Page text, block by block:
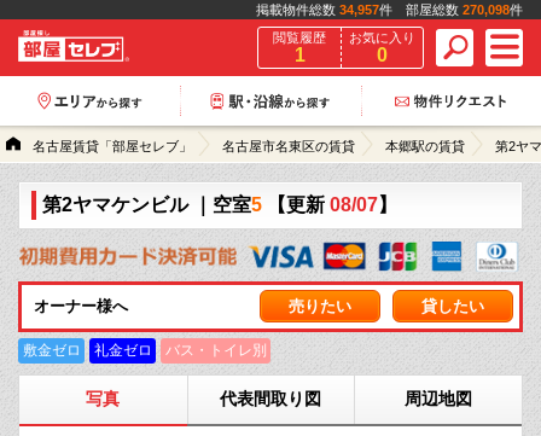
掲載物件総数 34,957件 部屋総数 270,098件
閲覧履歴
1
お気に入り
0
名古屋賃貸「部屋セレブ」 名古屋市名東区の賃貸 本郷駅の賃貸 第2ヤ
第2ヤマケンビル ｜空室5 【更新 08/07】
オーナー様へ 売りたい 貸したい
敷金ゼロ 礼金ゼロ バス・トイレ別
写真 代表間取り図 周辺地図